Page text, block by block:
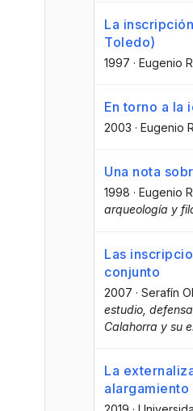
La
Toledo)
1997 · Eugenio
En torno a la
2003 · Eugenio
Una nota
1998 · Eugenio
arqueología y
Las
conjunto
2007 · Serafín
estudio,
Calahorra y su
La
alargamiento